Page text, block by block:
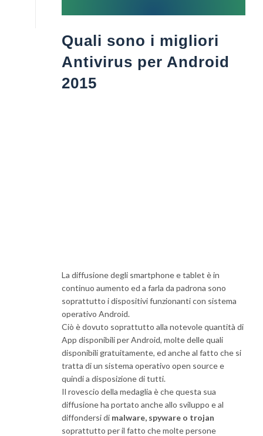
Quali sono i migliori
Antivirus per Android
2015
La diffusione degli smartphone e tablet è in
continuo aumento ed a farla da padrona sono
soprattutto i dispositivi funzionanti con sistema
operativo Android.
Ciò è dovuto soprattutto alla notevole quantità di
App disponibili per Android, molte delle quali
disponibili gratuitamente, ed anche al fatto che si
tratta di un sistema operativo open source e
quindi a disposizione di tutti.
Il rovescio della medaglia è che questa sua
diffusione ha portato anche allo sviluppo e al
diffondersi di malware, spyware o trojan
soprattutto per il fatto che molte persone